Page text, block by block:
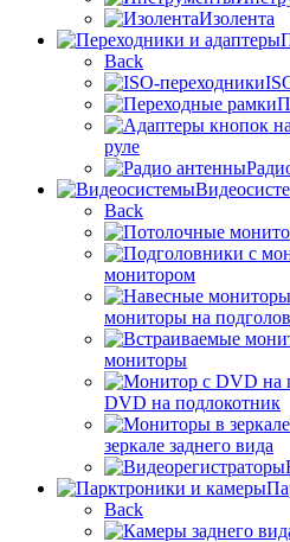
Изолента
Back
руле
Back
монитором
мониторы на
мониторы
DVD на подлокотник
зеркале заднего вида
Back